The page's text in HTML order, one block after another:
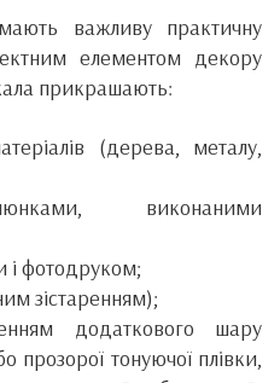
важливу практичну
елементом декору
прикрашають:
(дерева, металу,
виконаними
фотодруком;
зістаренням);
додаткового шару
прозорої тонуючої плівки,